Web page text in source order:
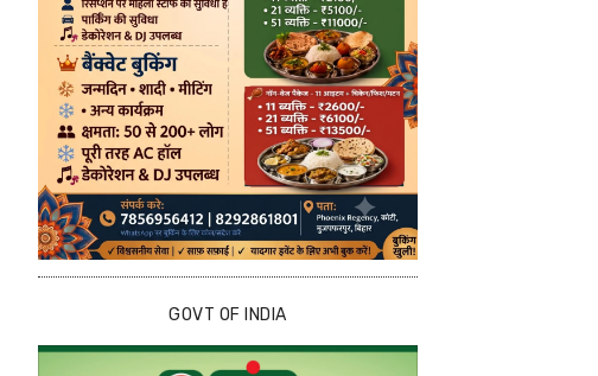
GOVT OF INDIA